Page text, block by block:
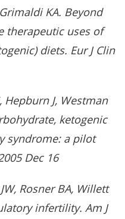
KA. Beyond
therapeutic uses of
diets. Eur J Clin
Hepburn J, Westman
ketogenic
syndrome: a pilot
Dec 16
Rosner BA, Willett
infertility. Am J